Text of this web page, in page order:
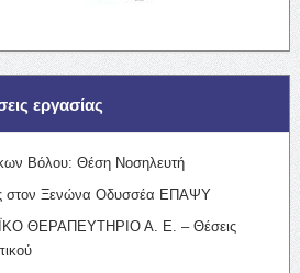
εργασίας
Βόλου: Θέση Νοσηλευτή
στον Ξενώνα Οδυσσέα ΕΠΑΨΥ
ΘΕΡΑΠΕΥΤΗΡΙΟ Α. Ε. – Θέσεις